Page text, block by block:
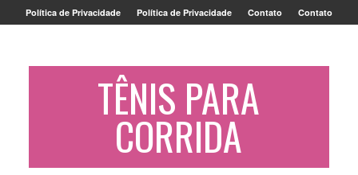
Política de Privacidade Política de Privacidade Contato Contato
TÊNIS PARA
CORRIDA